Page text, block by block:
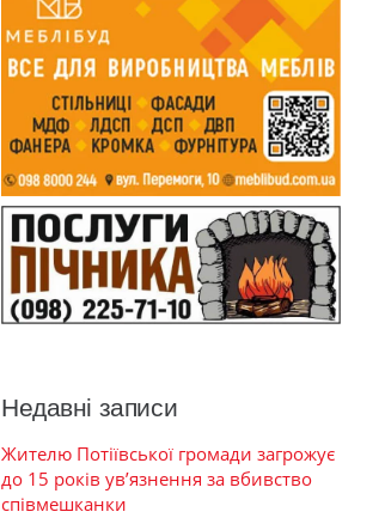
Недавні записи
Жителю Потіївської громади загрожує
до 15 років ув’язнення за вбивство
співмешканки